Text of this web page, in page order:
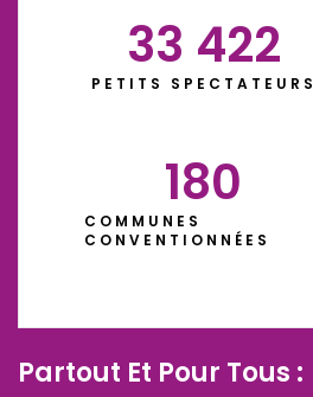
PETITS SPECTATEURS
33 422
COMMUNES
CONVENTIONNÉES
180
Partout Et Pour Tous :